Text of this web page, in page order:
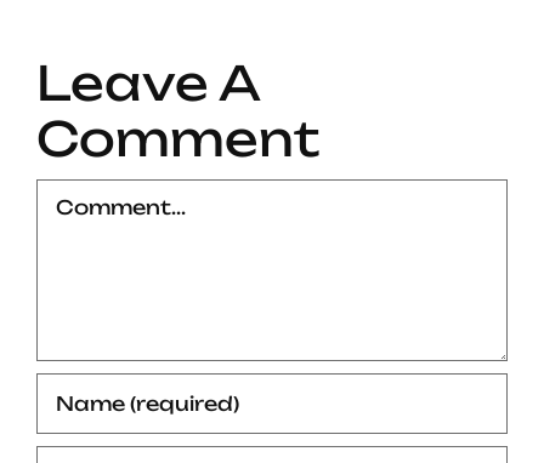
Leave A
Comment
Comment